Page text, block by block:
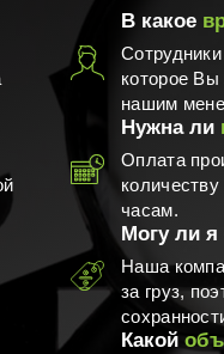
Другое
В какое
которое Вы
нашим
Нужна ли
Оплата
часам.
Могу ли я
Наша
за груз,
Какой